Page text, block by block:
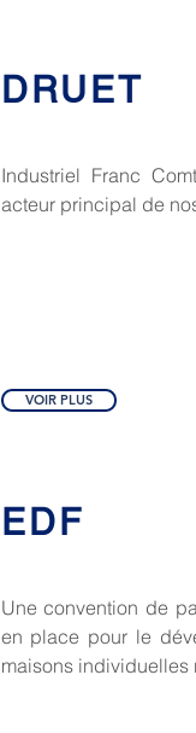
DRUET
Industriel Franc
acteur principal de
VOIR PLUS
EDF
Une convention de
en place pour le
maisons individuelles